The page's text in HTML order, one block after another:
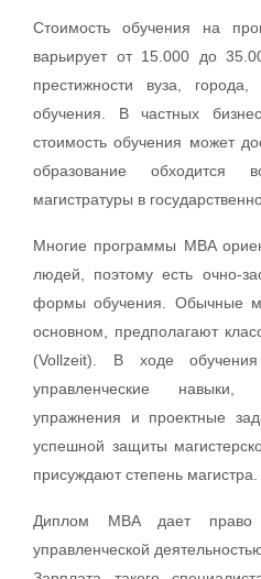
Стоимость обучения на
варьирует от 15.000 до
престижности вуза,
обучения. В частных
стоимость обучения может
образование
магистратуры в
Многие программы MBA
людей, поэтому есть очно-
формы обучения. Обычные
основном, предполагают
(Vollzeit). В ходе обучения
управленческие навыки,
упражнения и проектные
успешной защиты
присуждают степень магистра.
Диплом MBA дает право
управленческой